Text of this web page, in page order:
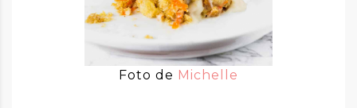
Foto de Michelle